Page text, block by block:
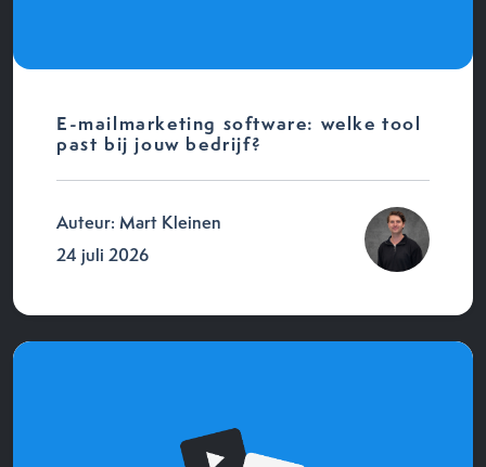
E-mailmarketing software: welke tool
past bij jouw bedrijf?
Auteur: Mart Kleinen
24 juli 2026